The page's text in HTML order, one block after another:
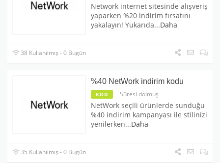
Network internet sitesinde alışveriş
yaparken %20 indirim fırsatını
yakalayın! Yukarıda...Daha
38 Kullanılmış - 0 Bugün
%40 NetWork indirim kodu
KOD Süresi dolmuş
NetWork seçili ürünlerde sunduğu
%40 indirim kampanyası ile stilinizi
yenilerken...Daha
35 Kullanılmış - 0 Bugün